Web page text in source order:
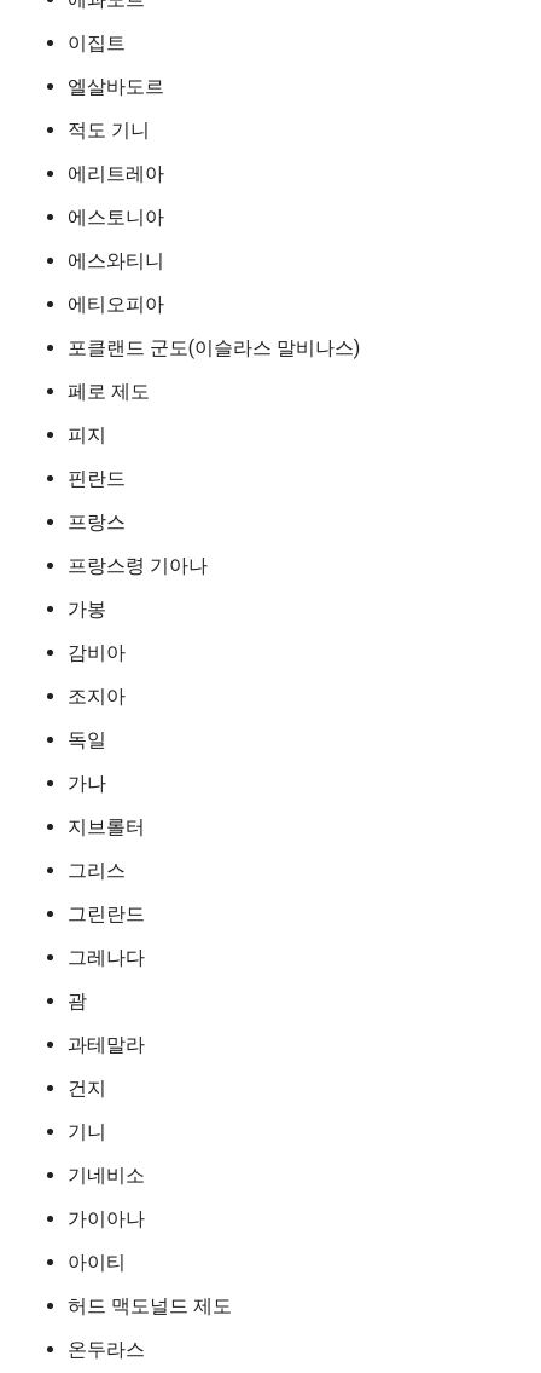
이집트
엘살바도르
적도 기니
에리트레아
에스토니아
에스와티니
에티오피아
포클랜드 군도(이슬라스 말비나스)
페로 제도
피지
핀란드
프랑스
프랑스령 기아나
가봉
감비아
조지아
독일
가나
지브롤터
그리스
그린란드
그레나다
괌
과테말라
건지
기니
기네비소
가이아나
아이티
허드 맥도널드 제도
온두라스